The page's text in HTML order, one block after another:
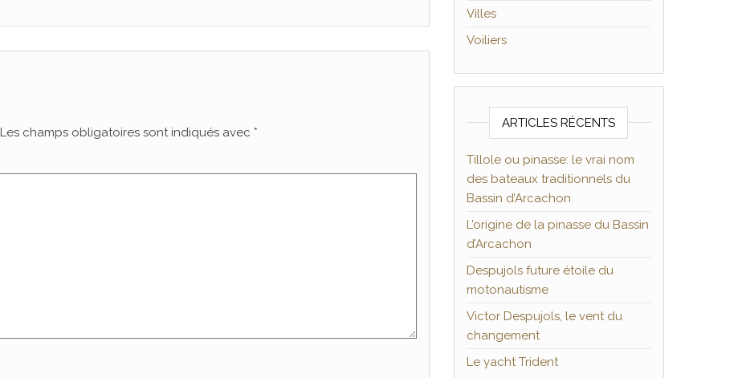
Les champs obligatoires sont indiqués avec *
Villes
Voiliers
ARTICLES RÉCENTS
Tillole ou pinasse: le vrai nom
des bateaux traditionnels du
Bassin d’Arcachon
L’origine de la pinasse du Bassin
d’Arcachon
Despujols future étoile du
motonautisme
Victor Despujols, le vent du
changement
Le yacht Trident